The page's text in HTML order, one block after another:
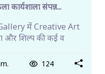
कार्यशाला संपन्न...
में Creative Art
और शिल्प की कई व
124